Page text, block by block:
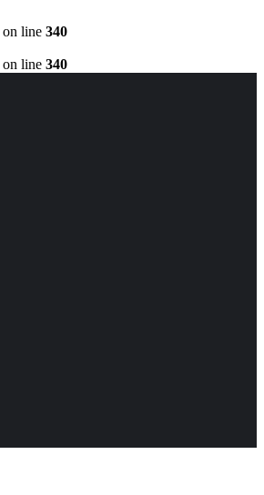
on line 340
on line 340